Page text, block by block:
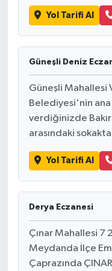
Yol Tarifi Al
Güneşli Deniz
Güneşli Mahallesi
Belediyesi'nin ana
verdiğinizde
arasındaki
Yol Tarifi Al
Derya Eczanesi
Çınar Mahallesi 7
Meydanda İlçe
Çaprazında ÇINAR